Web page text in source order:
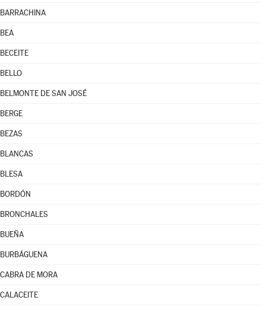
BARRACHINA
BEA
BECEITE
BELLO
BELMONTE DE SAN JOSÉ
BERGE
BEZAS
BLANCAS
BLESA
BORDÓN
BRONCHALES
BUEÑA
BURBÁGUENA
CABRA DE MORA
CALACEITE